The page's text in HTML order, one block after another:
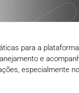
para a
e
especialmente